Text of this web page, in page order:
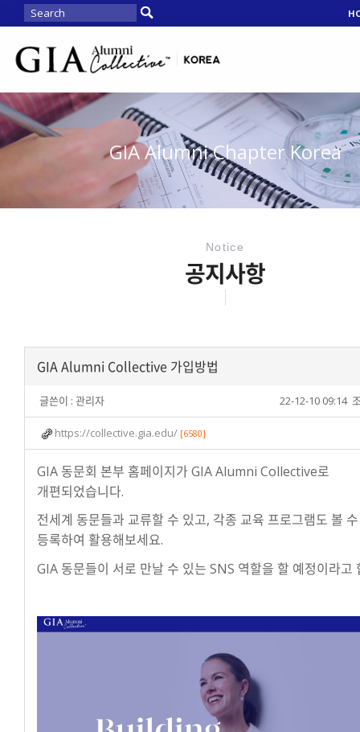
GIA Alumni Chapter Korea
Notice
공지사항
GIA Alumni Collective 가입방법
글쓴이 : 관리자 22-12-10 09:14
https://collective.gia.edu/ [6580]
GIA 동문회 본부 홈페이지가 GIA Alumni Collective로
개편되었습니다.
전세계 동문들과 교류할 수 있고, 각종 교육 프로그램도 볼
등록하여 활용해보세요.
GIA 동문들이 서로 만날 수 있는 SNS 역할을 할 예정이라고